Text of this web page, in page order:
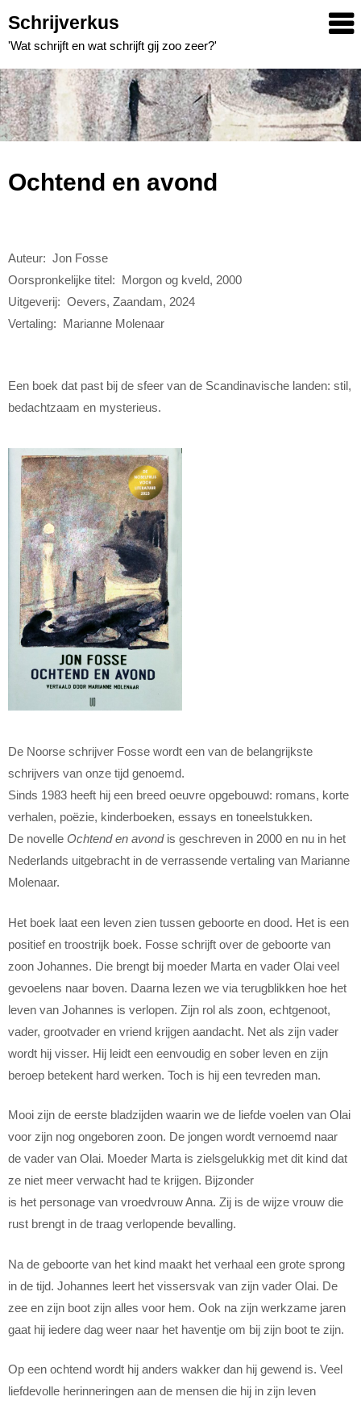
to
content
Schrijverkus
'Wat schrijft en wat schrijft gij zoo zeer?'
Ochtend en avond
Auteur: Jon Fosse
Oorspronkelijke titel: Morgon og kveld, 2000
Uitgeverij: Oevers, Zaandam, 2024
Vertaling: Marianne Molenaar
Een boek dat past bij de sfeer van de Scandinavische landen: stil,
bedachtzaam en mysterieus.
De Noorse schrijver Fosse wordt een van de belangrijkste
schrijvers van onze tijd genoemd.
Sinds 1983 heeft hij een breed oeuvre opgebouwd: romans, korte
verhalen, poëzie, kinderboeken, essays en toneelstukken.
De novelle Ochtend en avond is geschreven in 2000 en nu in het
Nederlands uitgebracht in de verrassende vertaling van Marianne
Molenaar.
Het boek laat een leven zien tussen geboorte en dood. Het is een
positief en troostrijk boek. Fosse schrijft over de geboorte van
zoon Johannes. Die brengt bij moeder Marta en vader Olai veel
gevoelens naar boven. Daarna lezen we via terugblikken hoe het
leven van Johannes is verlopen. Zijn rol als zoon, echtgenoot,
vader, grootvader en vriend krijgen aandacht. Net als zijn vader
wordt hij visser. Hij leidt een eenvoudig en sober leven en zijn
beroep betekent hard werken. Toch is hij een tevreden man.
Mooi zijn de eerste bladzijden waarin we de liefde voelen van Olai
voor zijn nog ongeboren zoon. De jongen wordt vernoemd naar
de vader van Olai. Moeder Marta is zielsgelukkig met dit kind dat
ze niet meer verwacht had te krijgen. Bijzonder
is het personage van vroedvrouw Anna. Zij is de wijze vrouw die
rust brengt in de traag verlopende bevalling.
Na de geboorte van het kind maakt het verhaal een grote sprong
in de tijd. Johannes leert het vissersvak van zijn vader Olai. De
zee en zijn boot zijn alles voor hem. Ook na zijn werkzame jaren
gaat hij iedere dag weer naar het haventje om bij zijn boot te zijn.
Op een ochtend wordt hij anders wakker dan hij gewend is. Veel
liefdevolle herinneringen aan de mensen die hij in zijn leven